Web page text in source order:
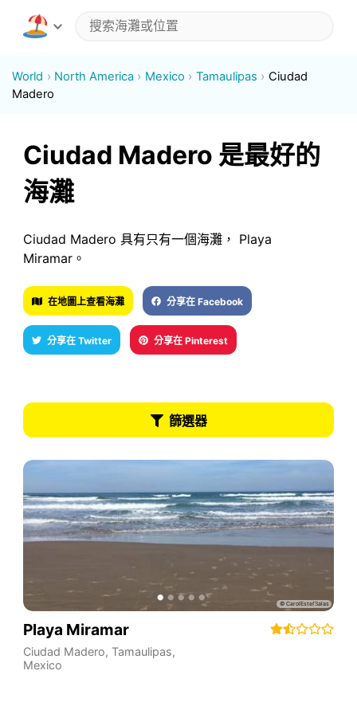
World North America Mexico Tamaulipas
Ciudad
Madero
Ciudad Madero 是最好的
海灘
Ciudad Madero 具有只有一個海灘， Playa
Miramar。
在地圖上查看海灘 分享在 Facebook
分享在 Twitter 分享在 Pinterest
篩選器
Playa Miramar
Ciudad Madero, Tamaulipas,
Mexico